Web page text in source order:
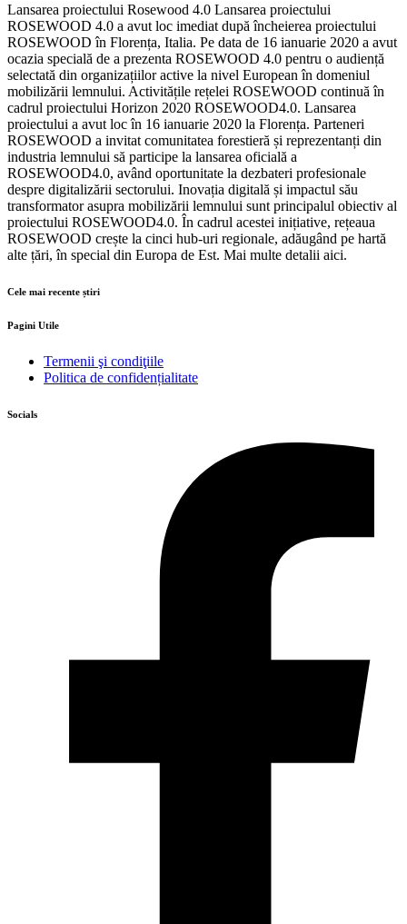
Lansarea proiectului Rosewood 4.0 Lansarea proiectului
ROSEWOOD 4.0 a avut loc imediat după încheierea proiectului
ROSEWOOD în Florența, Italia. Pe data de 16 ianuarie 2020 a avut
ocazia specială de a prezenta ROSEWOOD 4.0 pentru o audiență
selectată din organizațiilor active la nivel European în domeniul
mobilizării lemnului. Activitățile rețelei ROSEWOOD continuă în
cadrul proiectului Horizon 2020 ROSEWOOD4.0. Lansarea
proiectului a avut loc în 16 ianuarie 2020 la Florența. Parteneri
ROSEWOOD a invitat comunitatea forestieră și reprezentanți din
industria lemnului să participe la lansarea oficială a
ROSEWOOD4.0, având oportunitate la dezbateri profesionale
despre digitalizării sectorului. Inovația digitală și impactul său
transformator asupra mobilizării lemnului sunt principalul obiectiv al
proiectului ROSEWOOD4.0. În cadrul acestei inițiative, rețeaua
ROSEWOOD crește la cinci hub-uri regionale, adăugând pe hartă
alte țări, în special din Europa de Est. Mai multe detalii aici.
Cele mai recente știri
Pagini Utile
Termenii şi condiţiile
Politica de confidențialitate
Socials